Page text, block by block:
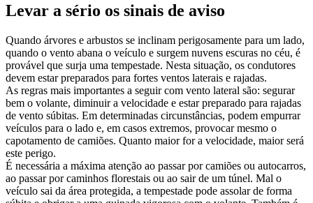
Levar a sério os sinais de aviso
Quando árvores e arbustos se inclinam perigosamente para um lado,
quando o vento abana o veículo e surgem nuvens escuras no céu, é
provável que surja uma tempestade. Nesta situação, os condutores
devem estar preparados para fortes ventos laterais e rajadas.
As regras mais importantes a seguir com vento lateral são: segurar
bem o volante, diminuir a velocidade e estar preparado para rajadas
de vento súbitas. Em determinadas circunstâncias, podem empurrar
veículos para o lado e, em casos extremos, provocar mesmo o
capotamento de camiões. Quanto maior for a velocidade, maior será
este perigo.
É necessária a máxima atenção ao passar por camiões ou autocarros,
ao passar por caminhos florestais ou ao sair de um túnel. Mal o
veículo sai da área protegida, a tempestade pode assolar de forma